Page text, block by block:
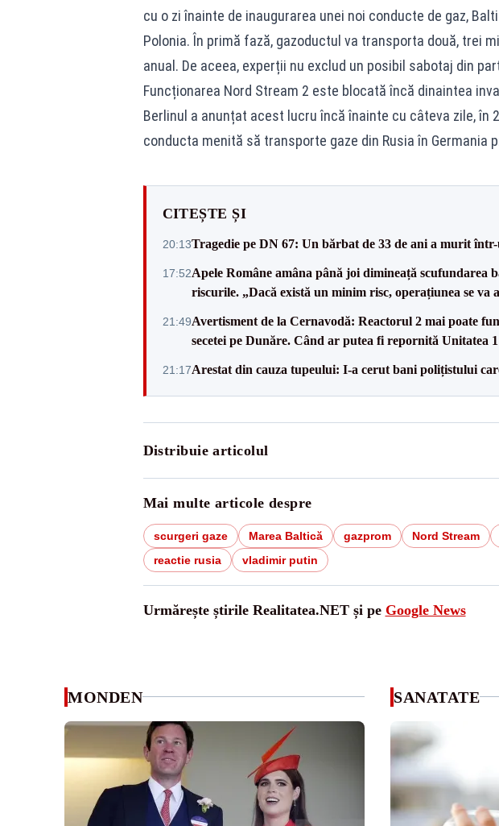
cu o zi înainte de inaugurarea unei noi conducte de gaz,
Polonia. În primă fază, gazoductul va transporta două, trei
anual. De aceea, experții nu exclud un posibil sabotaj din
Funcționarea Nord Stream 2 este blocată încă dinaintea
Berlinul a anunțat acest lucru încă înainte cu câteva zile, în
conducta menită să transporte gaze din Rusia în Germania
CITEȘTE ȘI
20:13Tragedie pe DN 67: Un bărbat de 33 de ani a murit
17:52Apele Române amâna până joi dimineață scufundarea
riscurile. „Dacă există un minim risc, operațiunea se va
21:49Avertisment de la Cernavodă: Reactorul 2 mai poate
secetei pe Dunăre. Când ar putea fi repornită Unitatea 1
21:17Arestat din cauza tupeului: I-a cerut bani polițistului
Distribuie articolul
Mai multe articole despre
scurgeri gaze Marea Baltică gazprom Nord Stream
reactie rusia
vladimir putin
Urmărește știrile Realitatea.NET și pe Google News
MONDEN SANATATE